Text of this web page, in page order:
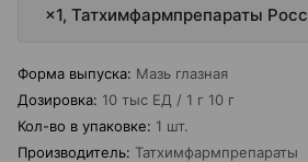
×1, Татхимфармпрепараты
Форма выпуска: Мазь глазная
Дозировка: 10 тыс ЕД / 1 г 10 г
Кол-во в упаковке: 1 шт.
Производитель: Татхимфармпрепараты